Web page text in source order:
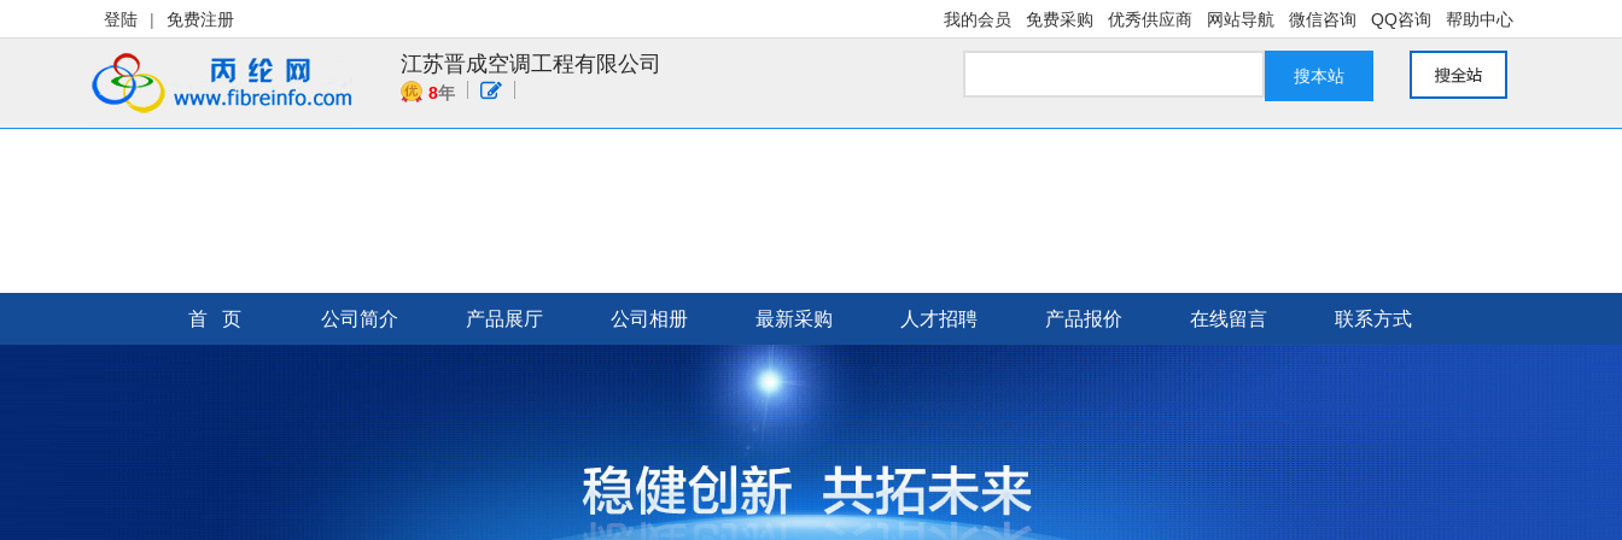
登陆 | 免费注册 我的会员 免费采购 优秀供应商 网站导航 微信咨询 QQ咨询 帮助中心
江苏晋成空调工程有限公司
8年
搜本站
首 页 公司简介 产品展厅 公司相册 最新采购 人才招聘 产品报价 在线留言 联系方式